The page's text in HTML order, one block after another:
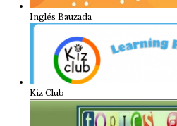
Inglés Bauzada
Kiz Club